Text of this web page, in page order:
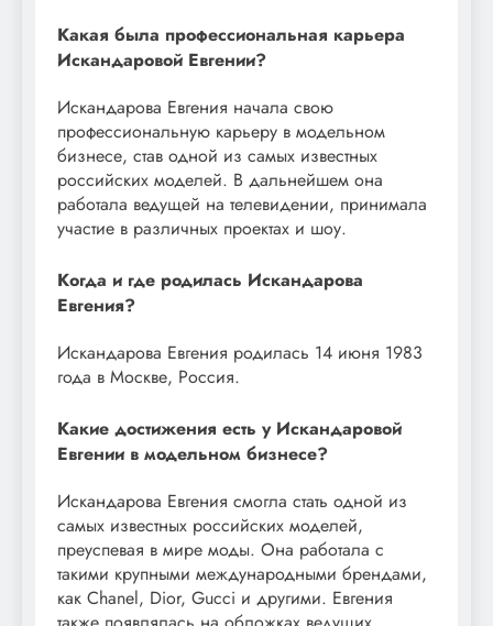
Какая была профессиональная карьера
Искандаровой Евгении?
Искандарова Евгения начала свою
профессиональную карьеру в модельном
бизнесе, став одной из самых известных
российских моделей. В дальнейшем она
работала ведущей на телевидении, принимала
участие в различных проектах и шоу.
Когда и где родилась Искандарова
Евгения?
Искандарова Евгения родилась 14 июня 1983
года в Москве, Россия.
Какие достижения есть у Искандаровой
Евгении в модельном бизнесе?
Искандарова Евгения смогла стать одной из
самых известных российских моделей,
преуспевая в мире моды. Она работала с
такими крупными международными брендами,
как Chanel, Dior, Gucci и другими. Евгения